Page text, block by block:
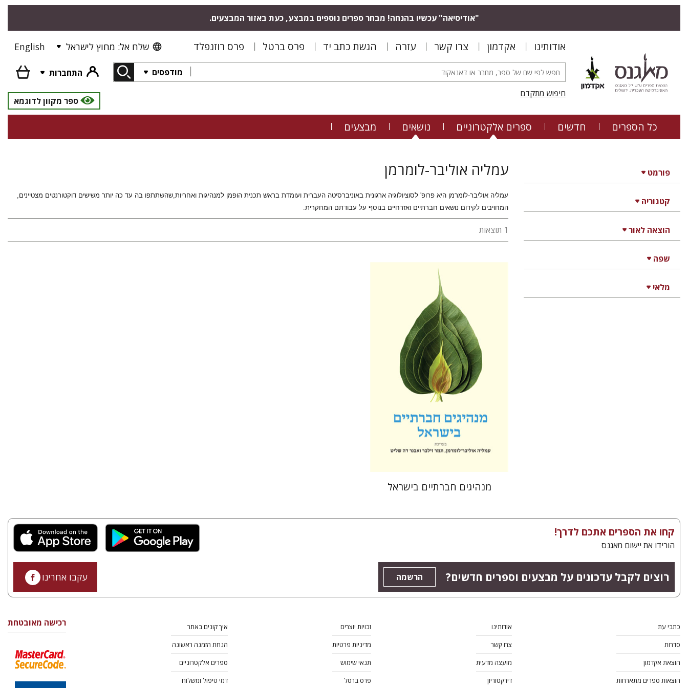
"אודיסיאה" עכשיו בהנחה! מבחר ספרים נוספים במבצע, כעת באזור המבצעים.
אודותינו אקדמון צרו קשר עזרה הגשת כתב יד פרס ברטל פרס רוזנפלד שלח אל: מחוץ לישראל English
מודפסים
התחברות
חיפוש מתקדם
ספר מקוון לדוגמא
כל הספרים חדשים ספרים אלקטרוניים נושאים מבצעים
פורמט
קטגוריה
הוצאה לאור
שפה
מלאי
עמליה אוליבר-לומרמן
עמליה אוליבר-לומרמן היא פרופ' לסוציולוגיה ארגונית באוניברסיטה העברית ועומדת בראש תכנית הופמן למנהיגות ואחריות,שהשתתפו בה עד כה יותר משישים דוקטורנטים מצטיינים,
המחויבים לקידום נושאים חברתיים ואזרחיים בנוסף על עבודתם המחקרית.
1 תוצאות
עמליה אוליבר-לומרמן
הנחת אתר ספר מודפס
$42
$38
מנהיגים חברתיים בישראל
קחו את הספרים אתכם לדרך!
הורידו את יישום מאגנס
רוצים לקבל עדכונים על מבצעים וספרים חדשים? הרשמה עקבו אחרינו
כתבי עת
סדרות
הוצאת אקדמון
הוצאות ספרים מתארחות
אודותינו
צרו קשר
מועצה מדעית
דירקטוריון
זכויות יוצרים
מדיניות פרטיות
תנאי שימוש
פרס ברטל
איך קונים באתר
הנחת הזמנה ראשונה
ספרים אלקטרוניים
דמי טיפול ומשלוח
רכישה מאובטחת